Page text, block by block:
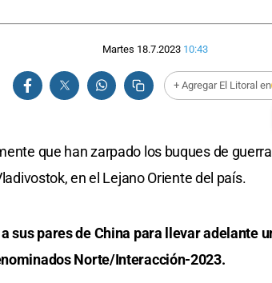
Martes 18.7.2023 10:43
+ Agregar El Litoral en
que han zarpado los buques de
en el Lejano Oriente del país.
sus pares de China para llevar adelante
Norte/Interacción-2023.